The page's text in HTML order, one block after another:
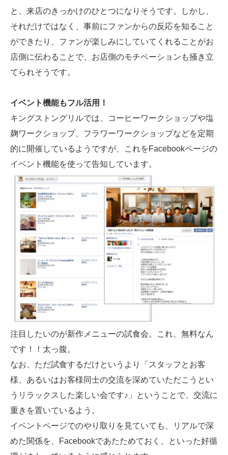
と、来店のきっかけのひとつになりそうです。しかし、
それだけではなく、事前にファンからの反応を知ること
ができたり、ファンが楽しみにしていてくれることがお
店側に伝わることで、お店側のモチベーションも掻き立
てられそうです。
イベント機能もフル活用！
キングストングリルでは、コーヒーワークショップや塩
麹ワークショップ、フラワーワークショップなどを定期
的に開催しているようですが、これをFacebookページの
イベント機能を使って告知しています。
注目したいのが新作メニューの試食会。これ、無料なん
です！！太っ腹。
なお、ただ試食するだけというより「スタッフとお客
様、あるいはお客様同士の交流を深めていただこうとい
うリラックスした楽しい会です♪」ということで、交流に
重きを置いているよう。
イベントページでのやり取りを見ていても、リアルで深
めた関係を、Facebookであたためておく、といった好循